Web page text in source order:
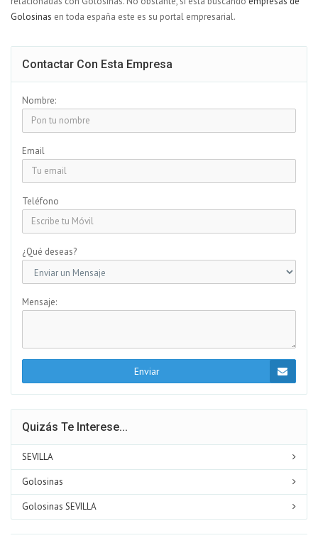
Golosinas en toda españa este es su portal empresarial.
Contactar Con Esta Empresa
Nombre:
Email
Teléfono
¿Qué deseas?
Mensaje:
Enviar
Quizás Te Interese...
SEVILLA
Golosinas
Golosinas SEVILLA